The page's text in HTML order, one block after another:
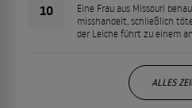
10
Eine Frau aus Missouri
misshandelt, schließlich
der Leiche führt zu einem
ALLES